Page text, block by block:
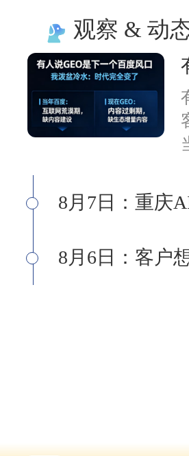
观察 & 动
8月7日：重庆
8月6日：客户